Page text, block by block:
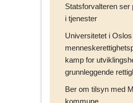
Statsforvalteren ser
i tjenester
Universitetet i Oslos
kamp for
grunnleggende
Ber om tilsyn med
kommune